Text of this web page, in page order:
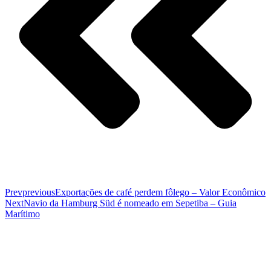
PrevpreviousExportações de café perdem fôlego – Valor Econômico
NextNavio da Hamburg Süd é nomeado em Sepetiba – Guia
Marítimo